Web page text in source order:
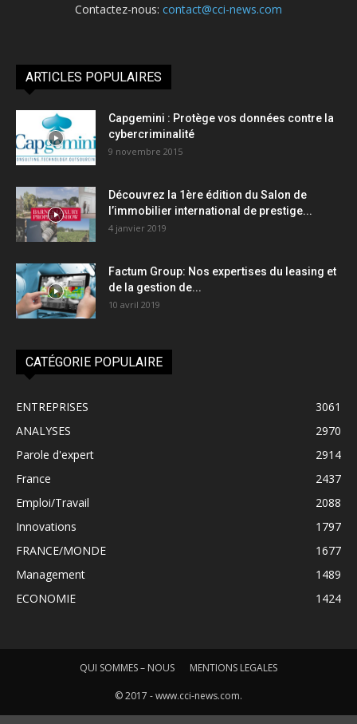
Contactez-nous: contact@cci-news.com
ARTICLES POPULAIRES
Capgemini : Protège vos données contre la
cybercriminalité
9 novembre 2015
Découvrez la 1ère édition du Salon de
l’immobilier international de prestige...
4 janvier 2019
Factum Group: Nos expertises du leasing et
de la gestion de...
10 avril 2019
CATÉGORIE POPULAIRE
ENTREPRISES
3061
ANALYSES
2970
Parole d'expert
2914
France
2437
Emploi/Travail
2088
Innovations
1797
FRANCE/MONDE
1677
Management
1489
ECONOMIE
1424
QUI SOMMES – NOUS MENTIONS LEGALES
© 2017 - www.cci-news.com.